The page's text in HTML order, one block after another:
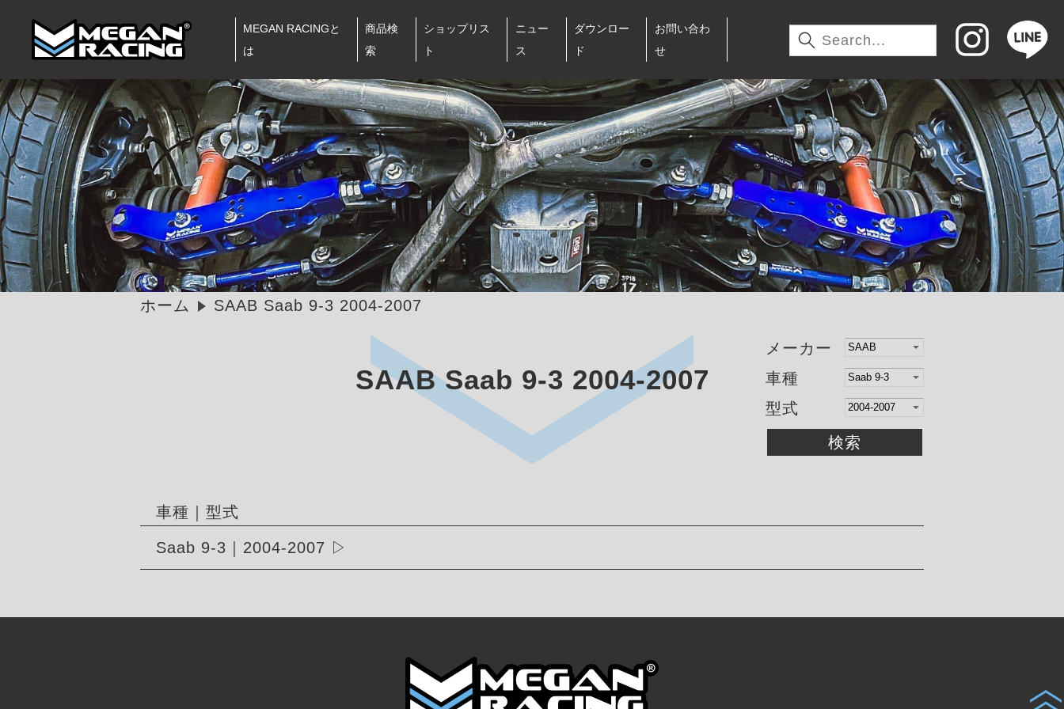
MEGAN RACINGと
は
商品検
索
ショップリス
ト
ニュー
ス
ダウンロー
ド
お問い合わ
せ
ホーム SAAB Saab 9-3 2004-2007
SAAB Saab 9-3 2004-2007
メーカー
車種
型式
検索
車種｜型式
Saab 9-3｜2004-2007